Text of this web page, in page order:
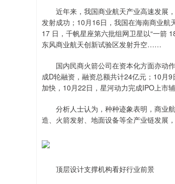
近年来，我国商业航天产业高速发展，
发射成功；10月16日，我国在海南商业航
17 日，千帆星座第六批组网卫星以“一箭
东风商业航天创新试验区发射升空……
国内民商火箭公司在资本化方面亦动作
成D轮融资，融资总额共计24亿元；10月
加快，10月22日，星河动力完成IPO上市
分析人士认为，种种迹象表明，商业航
造、火箭发射、地面设备等全产业链发展
顶层设计支撑机构看好行业前景